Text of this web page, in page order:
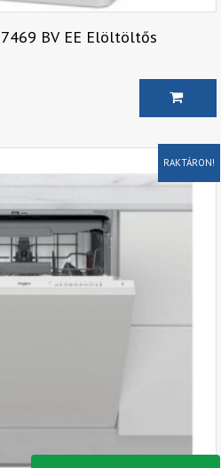
BV EE Elöltöltős
RAKTÁRON!